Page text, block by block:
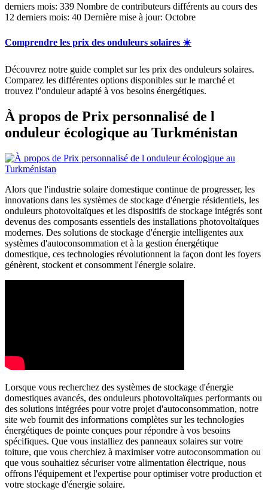
derniers mois: 339 Nombre de contributeurs différents au cours des
12 derniers mois: 40 Dernière mise à jour: Octobre
Comprendre les prix des onduleurs solaires ☀️
Découvrez notre guide complet sur les prix des onduleurs solaires.
Comparez les différentes options disponibles sur le marché et
trouvez l''onduleur adapté à vos besoins énergétiques.
À propos de Prix personnalisé de l
onduleur écologique au Turkménistan
Alors que l'industrie solaire domestique continue de progresser, les
innovations dans les systèmes de stockage d'énergie résidentiels, les
onduleurs photovoltaïques et les dispositifs de stockage intégrés sont
devenus des composants essentiels des installations photovoltaïques
modernes. Des solutions de stockage d'énergie intelligentes aux
systèmes d'autoconsommation et à la gestion énergétique
domestique, ces technologies révolutionnent la façon dont les foyers
génèrent, stockent et consomment l'énergie solaire.
Lorsque vous recherchez des systèmes de stockage d'énergie
domestiques avancés, des onduleurs photovoltaïques performants ou
des solutions intégrées pour votre projet d'autoconsommation, notre
site web fournit des informations complètes sur les technologies
énergétiques de pointe conçues pour répondre à vos besoins
spécifiques. Que vous installiez des panneaux solaires sur votre
toiture, que vous cherchiez à maximiser votre autoconsommation ou
que vous souhaitiez sécuriser votre alimentation électrique, nous
offrons l'équipement et l'expertise pour optimiser votre production et
votre stockage d'énergie solaire.